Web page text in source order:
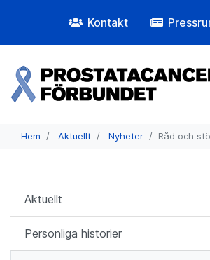
Kontakt
Hem Aktuellt Nyheter Råd och
Aktuellt
Personliga historier